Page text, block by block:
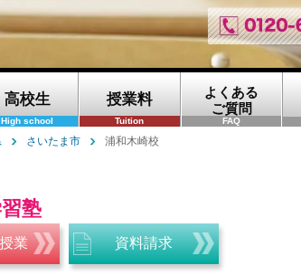
高校生
High school
授業料
Tuition
よくある
ご質問
FAQ
さいたま市 浦和木崎校
塾
業 資料請求